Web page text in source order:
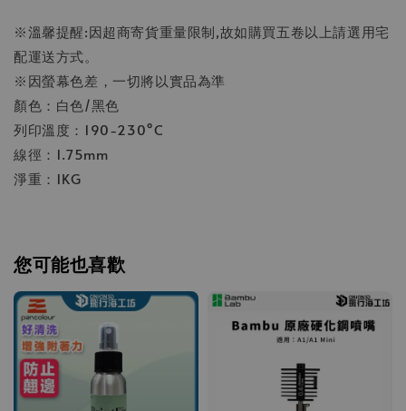
※溫馨提醒:因超商寄貨重量限制,故如購買五卷以上請選用宅
配運送方式。
※因螢幕色差，一切將以實品為準
顏色：白色/黑色
列印溫度：190-230°C
線徑：1.75mm
淨重：1KG
您可能也喜歡